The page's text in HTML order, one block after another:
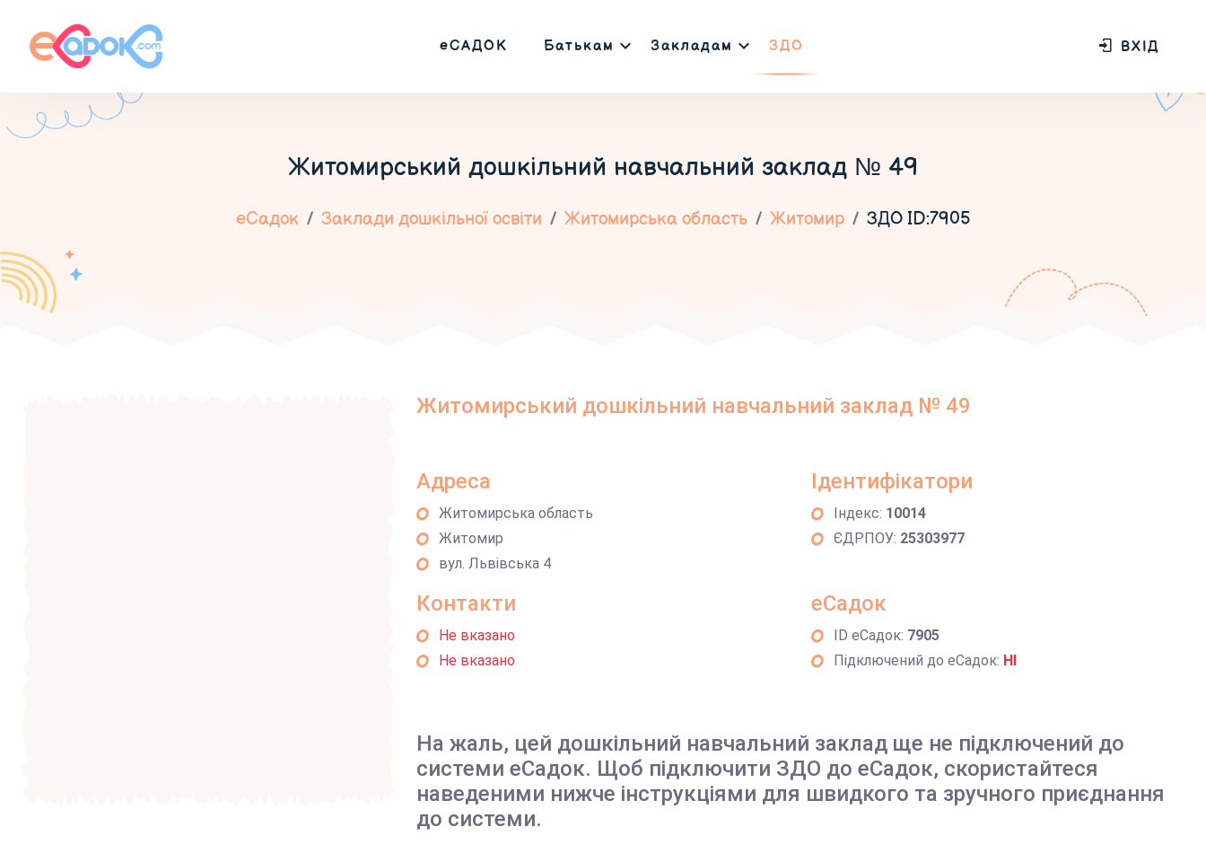
еСАДОК Батькам Закладам ЗДО ВХІД
Житомирський дошкільний навчальний заклад № 49
еСадок Заклади дошкільної освіти Житомирська область Житомир ЗДО ID:7905
Житомирський дошкільний навчальний заклад № 49
Адреса
Житомирська область
Житомир
вул. Львівська 4
Ідентифікатори
Індекс: 10014
ЄДРПОУ: 25303977
Контакти
Не вказано
Не вказано
еСадок
ID еСадок: 7905
Підключений до еСадок: НІ
На жаль, цей дошкільний навчальний заклад ще не підключений до
системи еСадок. Щоб підключити ЗДО до еСадок, скористайтеся
наведеними нижче інструкціями для швидкого та зручного приєднання
до системи.